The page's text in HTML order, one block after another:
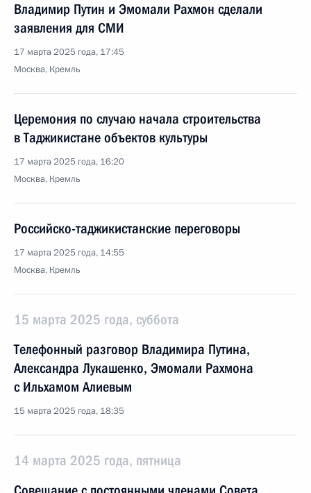
Владимир Путин и Эмомали Рахмон сделали
заявления для СМИ
17 марта 2025 года, 17:45
Москва, Кремль
Церемония по случаю начала строительства
в Таджикистане объектов культуры
17 марта 2025 года, 16:20
Москва, Кремль
Российско-таджикистанские переговоры
17 марта 2025 года, 14:55
Москва, Кремль
15 марта 2025 года, суббота
Телефонный разговор Владимира Путина,
Александра Лукашенко, Эмомали Рахмона
с Ильхамом Алиевым
15 марта 2025 года, 18:35
14 марта 2025 года, пятница